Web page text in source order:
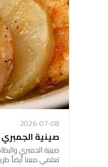
2026-07-08
صينية
صينية الجمبري
تعلمي معنا أيضاً